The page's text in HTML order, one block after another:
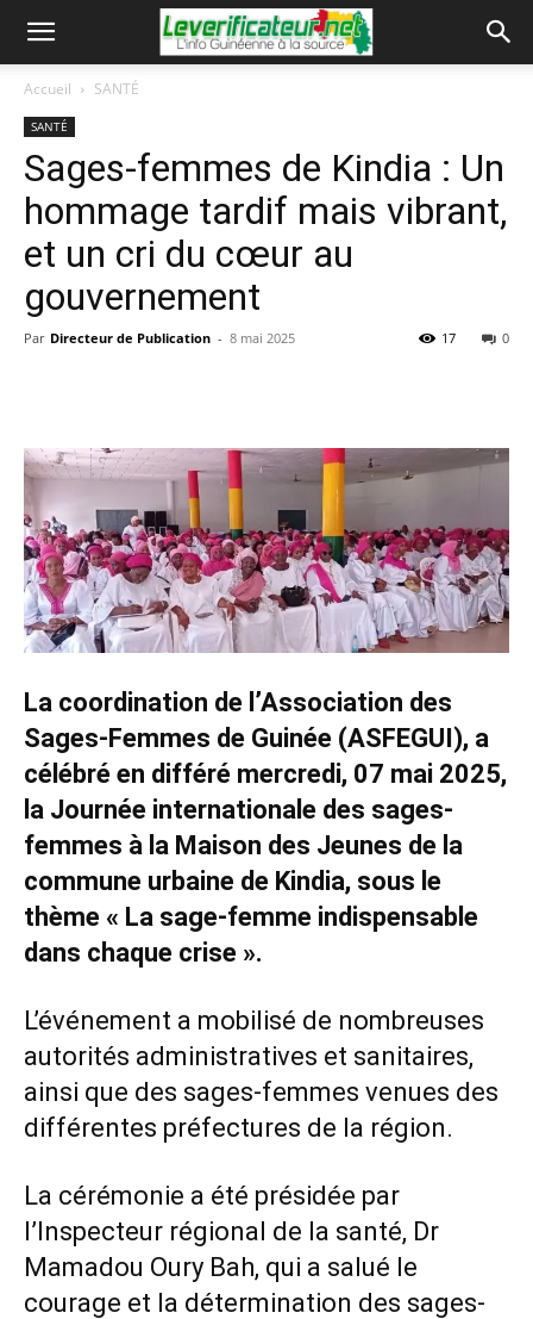
Accueil SANTÉ
SANTÉ
Sages-femmes de Kindia : Un
hommage tardif mais vibrant,
et un cri du cœur au
gouvernement
Par Directeur de Publication - 8 mai 2025 0
17
La coordination de l’Association des
Sages-Femmes de Guinée (ASFEGUI), a
célébré en différé mercredi, 07 mai 2025,
la Journée internationale des sages-
femmes à la Maison des Jeunes de la
commune urbaine de Kindia, sous le
thème « La sage-femme indispensable
dans chaque crise ».
L’événement a mobilisé de nombreuses
autorités administratives et sanitaires,
ainsi que des sages-femmes venues des
différentes préfectures de la région.
La cérémonie a été présidée par
l’Inspecteur régional de la santé, Dr
Mamadou Oury Bah, qui a salué le
courage et la détermination des sages-